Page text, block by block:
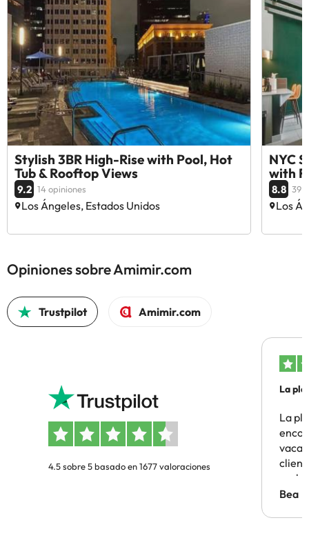
Stylish 3BR High-Rise with Pool, Hot
Tub & Rooftop Views
9.2 14 opiniones
Los Ángeles, Estados Unidos
NYC
with
8.8 39
Los
Opiniones sobre Amimir.com
Trustpilot Amimir.com
4.5 sobre 5 basado en 1677 valoraciones
La
La
Bea